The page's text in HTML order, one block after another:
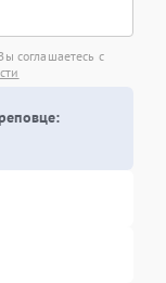
соглашаетесь с